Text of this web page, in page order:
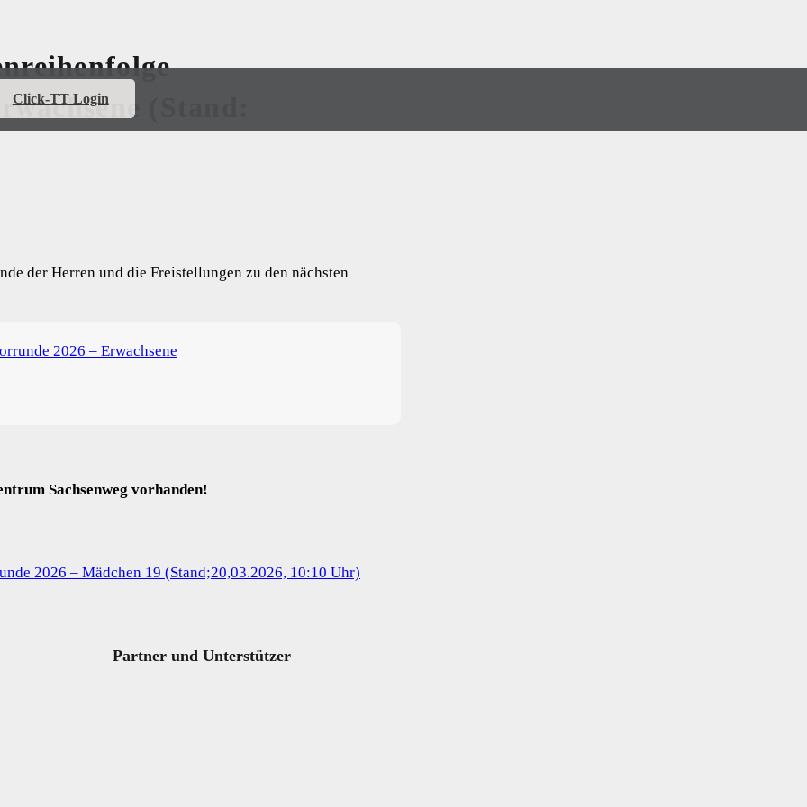
Click-TT Login
(Stand:
der Herren und die Freistellungen zu den nächsten
2026 – Erwachsene
Sachsenweg vorhanden!
2026 – Mädchen 19 (Stand;20,03.2026, 10:10 Uhr)
Partner und Unterstützer